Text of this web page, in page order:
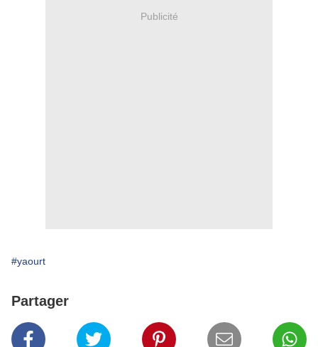
Publicité
#yaourt
Partager